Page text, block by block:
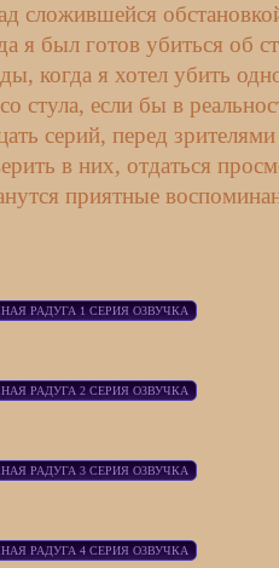
сложившейся
я был готов убиться об
когда я хотел убить
стула, если бы в
серий, перед
в них, отдаться
приятные